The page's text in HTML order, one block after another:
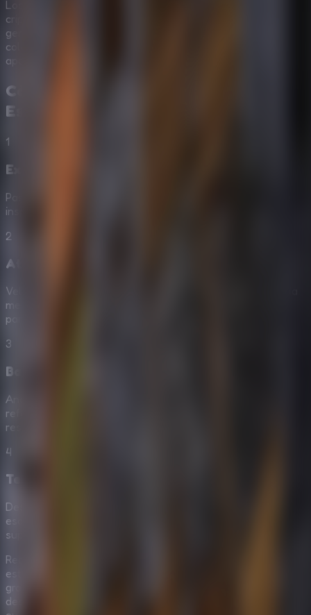
Los desafíos implementados a través de llaves
criptográficas o cajas maestras recompensan
generosamente toda observación puntillosa y trabajo
colaborativo para un entretenimiento que premia a los
apasionados de este exigente género escapista.
Cómo Jugar a
Escape 2
1
Examen de Recintos
Pasea a fondo todas las diferentes piezas que se abran e
inspecciona el material y herramientas de gran aporte.
2
Atesorar Reliquias Fantasmas
Vela siempre por cada pequeño hueco, una simple moneda
menos imposibilitará el transporte y fin glorioso de tu
partida.
3
Batallas Visuales Secretas
Analiza minuciosamente los símbolos criptados y sus
referencias dispersas para introducir todas esas largas
respuestas sin agobios de un temporizador.
4
Teletransporte Milagroso
Despéjate y llega al punto cúlmen accionando la
escapatoria que corona con creces tu sobresaliente
supervivencia mental frente al horror.
Reconocido como un título estrella que honra
estupendamente al formato de juego de escape online
gratis, la producción de
destaca entregándote una exploración y desarrollo de